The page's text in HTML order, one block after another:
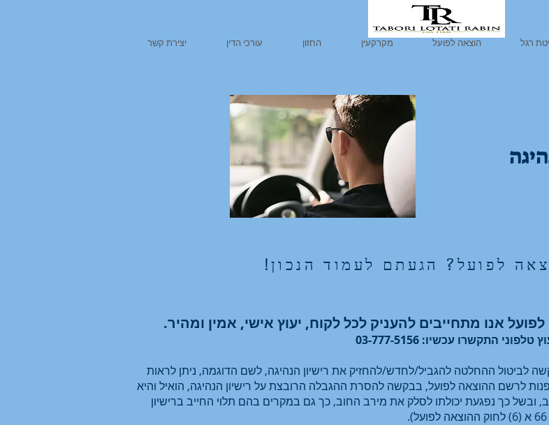
יצירת קשר עורכי הדין החזון מקרקעין הוצאה לפועל רגל
לפועל? הגעתם לעמוד הנכון!
אנו מתחייבים להעניק לכל לקוח, יעוץ אישי, אמין ומהיר.
טלפוני התקשרו עכשיו: 03-777-5156
לביטול ההחלטה להגביל/לחדש/להחזיק את רישיון הנהיגה, לשם הדוגמה, ניתן לראות
לרשם ההוצאה לפועל, בבקשה להסרת ההגבלה הרובצת על רישיון הנהיגה, הואיל והיא
ובשל כך נפגעת יכולתו לסלק את מירב החוב, כך גם במקרים בהם תלוי החייב ברישיון